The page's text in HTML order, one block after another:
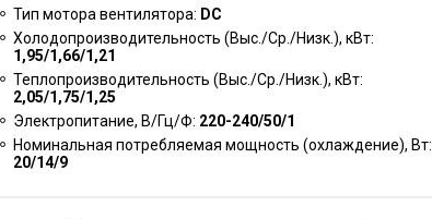
Тип мотора вентилятора: DC
Холодопроизводительность (Выс./Ср./Низк.), кВт:
1,95/1,66/1,21
Теплопроизводительность (Выс./Ср./Низк.), кВт:
2,05/1,75/1,25
Электропитание, В/Гц/Ф: 220-240/50/1
Номинальная потребляемая мощность (охлаждение), Вт:
20/14/9